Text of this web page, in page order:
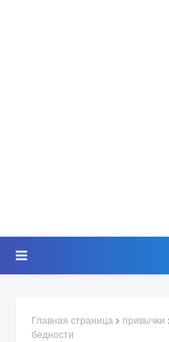
Главная страница привычки
бедности